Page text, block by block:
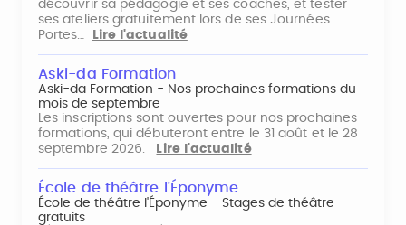
découvrir sa pédagogie et ses coaches, et tester
ses ateliers gratuitement lors de ses Journées
Portes…
Lire l'actualité
Aski-da Formation
Aski-da Formation - Nos prochaines formations du
mois de septembre
Les inscriptions sont ouvertes pour nos prochaines
formations, qui débuteront entre le 31 août et le 28
septembre 2026.
Lire l'actualité
École de théâtre l'Éponyme
École de théâtre l'Éponyme - Stages de théâtre
gratuits